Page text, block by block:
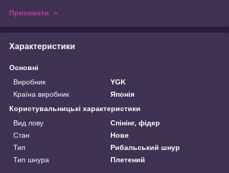
Приховати
Характеристики
Основні
Виробник
YGK
Країна виробник
Японія
Користувальницькі характеристики
Вид лову
Спінінг, фідер
Стан
Нове
Тип
Рибальський шнур
Тип шнура
Плетений